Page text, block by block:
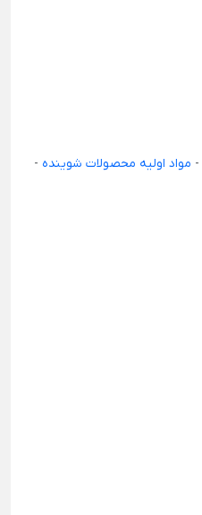
- مواد اولیه محصولات شوینده -